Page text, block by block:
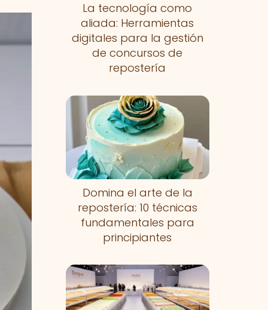
La tecnología como
aliada: Herramientas
digitales para la gestión
de concursos de
repostería
Domina el arte de la
repostería: 10 técnicas
fundamentales para
principiantes